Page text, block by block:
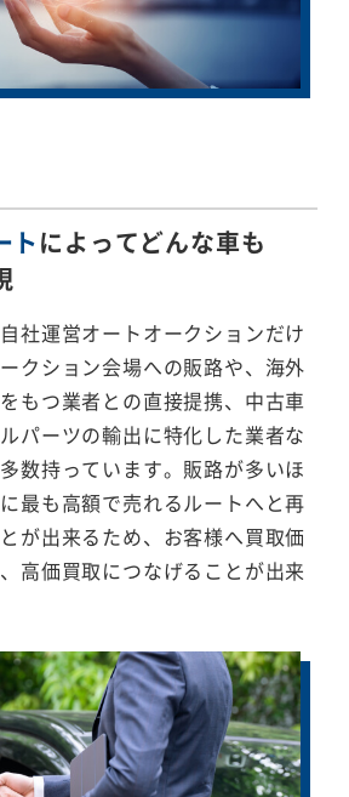
トによってどんな車も
社運営オートオークションだけ
クション会場への販路や、海外
もつ業者との直接提携、中古車
パーツの輸出に特化した業者な
数持っています。販路が多いほ
最も高額で売れるルートへと再
が出来るため、お客様へ買取価
高価買取につなげることが出来